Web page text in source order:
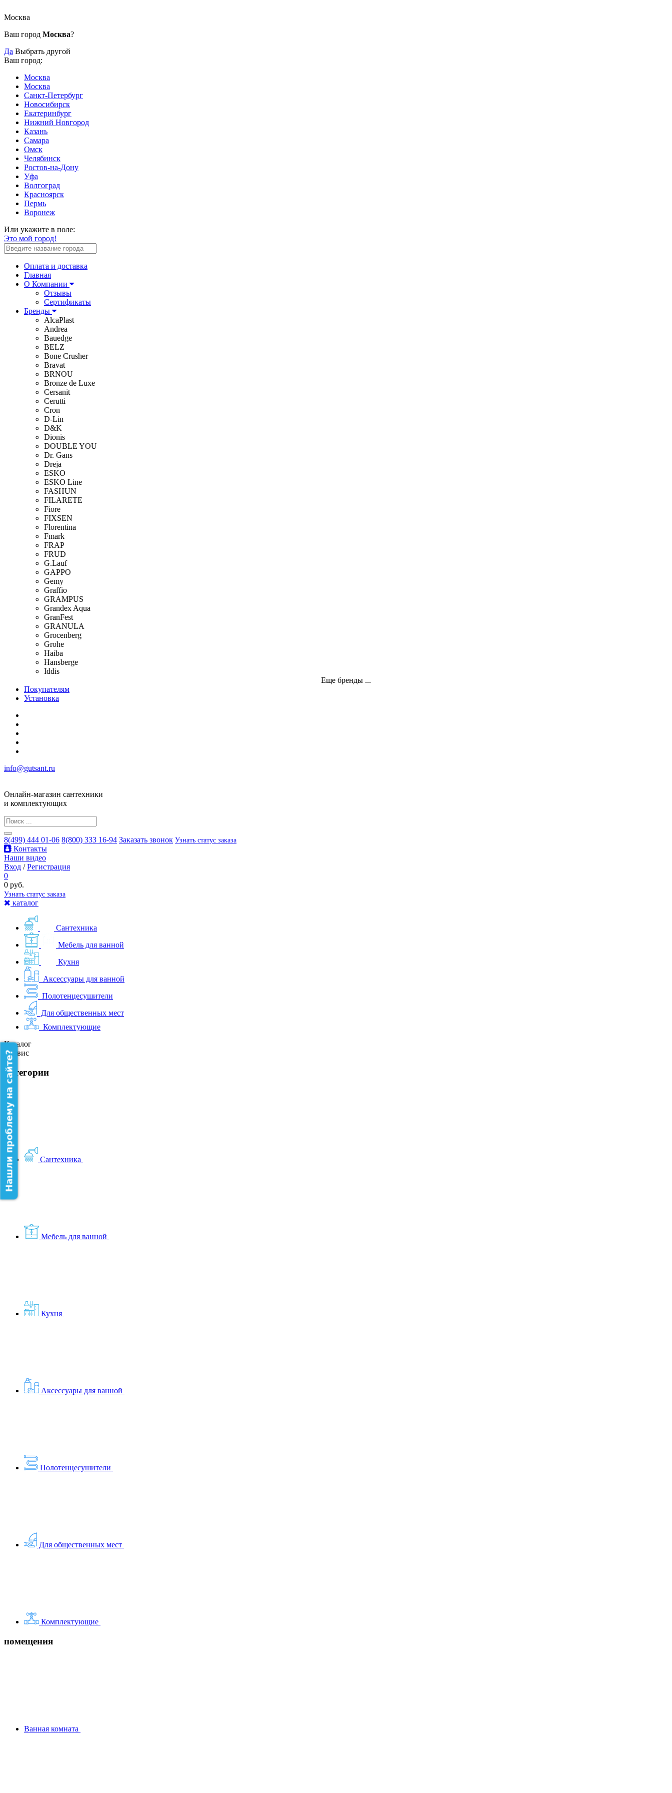
Москва
Ваш город Москва?
Да Выбрать другой
Ваш город:
Москва
Москва
Санкт-Петербург
Новосибирск
Екатеринбург
Нижний Новгород
Казань
Самара
Омск
Челябинск
Ростов-на-Дону
Уфа
Волгоград
Красноярск
Пермь
Воронеж
Или укажите в поле:
Это мой город!
Оплата и доставка
Главная
О Компании
Отзывы
Сертификаты
Бренды
AlcaPlast
Andrea
Bauedge
BELZ
Bone Crusher
Bravat
BRNOU
Bronze de Luxe
Cersanit
Cerutti
Cron
D-Lin
D&K
Dionis
DOUBLE YOU
Dr. Gans
Dreja
ESKO
ESKO Line
FASHUN
FILARETE
Fiore
FIXSEN
Florentina
Fmark
FRAP
FRUD
G.Lauf
GAPPO
Gemy
Graffio
GRAMPUS
Grandex Aqua
GranFest
GRANULA
Grocenberg
Grohe
Haiba
Hansberge
Iddis
Еще бренды ...
Покупателям
Установка
info@gutsant.ru
Онлайн-магазин сантехники
и комплектующих
8(499) 444 01-06 8(800) 333 16-94 Заказать звонок Узнать статус заказа
Контакты
Наши видео
Вход /Регистрация
0
0 руб.
Узнать статус заказа
каталог
Сантехника
Мебель для ванной
Кухня
Аксессуары для ванной
Полотенцесушители
Для общественных мест
Комплектующие
Каталог
Сервис
категории
Сантехника
Мебель для ванной
Кухня
Аксессуары для ванной
Полотенцесушители
Для общественных мест
Комплектующие
помещения
Ванная комната
Нашли проблему на сайте?